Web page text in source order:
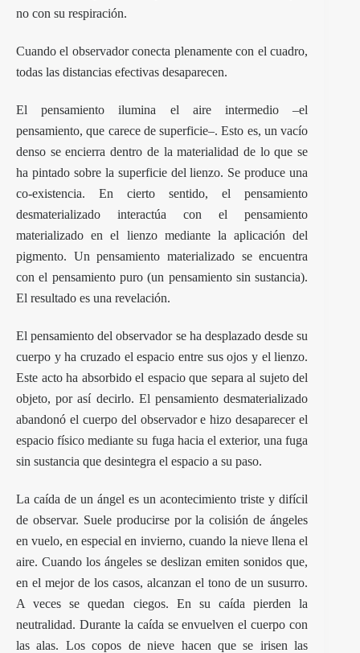
no con su respiración.
Cuando el observador conecta plenamente con el cuadro,
todas las distancias efectivas desaparecen.
El pensamiento ilumina el aire intermedio –el
pensamiento, que carece de superficie–. Esto es, un vacío
denso se encierra dentro de la materialidad de lo que se
ha pintado sobre la superficie del lienzo. Se produce una
co-existencia. En cierto sentido, el pensamiento
desmaterializado interactúa con el pensamiento
materializado en el lienzo mediante la aplicación del
pigmento. Un pensamiento materializado se encuentra
con el pensamiento puro (un pensamiento sin sustancia).
El resultado es una revelación.
El pensamiento del observador se ha desplazado desde su
cuerpo y ha cruzado el espacio entre sus ojos y el lienzo.
Este acto ha absorbido el espacio que separa al sujeto del
objeto, por así decirlo. El pensamiento desmaterializado
abandonó el cuerpo del observador e hizo desaparecer el
espacio físico mediante su fuga hacia el exterior, una fuga
sin sustancia que desintegra el espacio a su paso.
La caída de un ángel es un acontecimiento triste y difícil
de observar. Suele producirse por la colisión de ángeles
en vuelo, en especial en invierno, cuando la nieve llena el
aire. Cuando los ángeles se deslizan emiten sonidos que,
en el mejor de los casos, alcanzan el tono de un susurro.
A veces se quedan ciegos. En su caída pierden la
neutralidad. Durante la caída se envuelven el cuerpo con
las alas. Los copos de nieve hacen que se irisen las